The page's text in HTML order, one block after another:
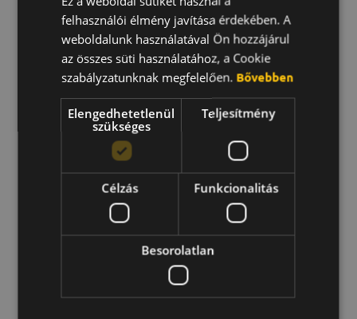
6 hónapja dolgozom a
szervezetnél, még keresem
az ideális munkát, de
komolyan gondolkozom egy
saját vállalkozás elindításán
ENGLISH
KOREAN
felhasználói élmény javítása érdekében. A
weboldalunk használatával Ön hozzájárul
az összes süti használatához, a Cookie
szabályzatunknak megfelelően. Bővebben
Elengedhetetlenül
szükséges
Teljesítmény
Célzás Funkcionalitás
Besorolatlan